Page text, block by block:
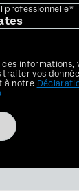
professionnelle*
ces informations,
traiter vos
à notre